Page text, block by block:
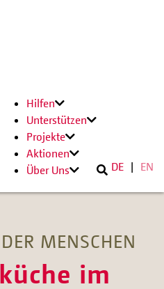
Hilfen
Unterstützen
Projekte
Aktionen
Über Uns
DE EN
MENSCHEN
im